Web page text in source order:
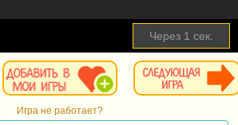
Через 1 сек.
Игра не работает?